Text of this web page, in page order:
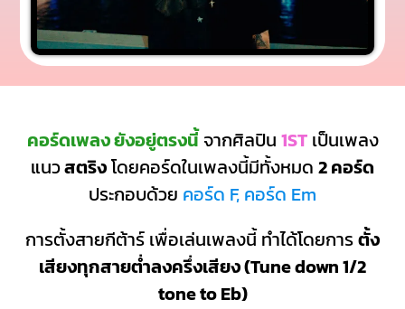
คอร์ดเพลง ยังอยู่ตรงนี้จากศิลปิน 1STเป็นเพลง
แนวสตริงโดยคอร์ดในเพลงนี้มีทั้งหมด 2 คอร์ด
ประกอบด้วย คอร์ด F, คอร์ด Em
การตั้งสายกีต้าร์ เพื่อเล่นเพลงนี้ ทำได้โดยการตั้ง
เสียงทุกสายต่ำลงครึ่งเสียง (Tune down 1/2
tone to Eb)